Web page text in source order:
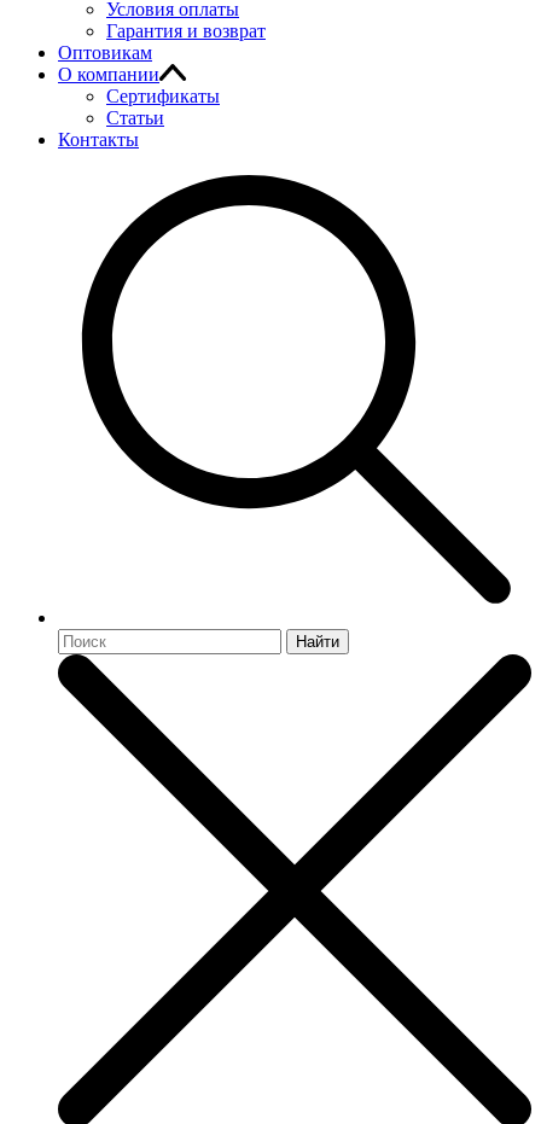
Условия оплаты
Гарантия и возврат
Оптовикам
О компании
Сертификаты
Статьи
Контакты
Найти